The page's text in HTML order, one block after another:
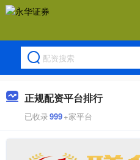
正规配资平台排行
已收录999+家平台